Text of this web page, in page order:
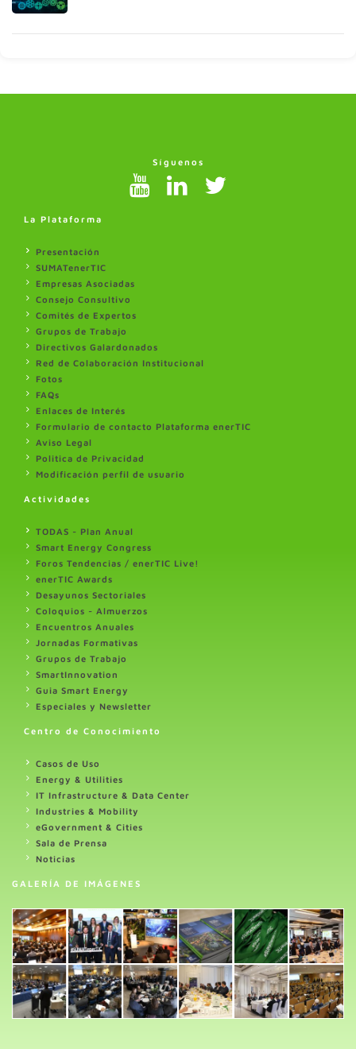
Síguenos
La Plataforma
Presentación
SUMATenerTIC
Empresas Asociadas
Consejo Consultivo
Comités de Expertos
Grupos de Trabajo
Directivos Galardonados
Red de Colaboración Institucional
Fotos
FAQs
Enlaces de Interés
Formulario de contacto Plataforma enerTIC
Aviso Legal
Politica de Privacidad
Modificación perfil de usuario
Actividades
TODAS - Plan Anual
Smart Energy Congress
Foros Tendencias / enerTIC Live!
enerTIC Awards
Desayunos Sectoriales
Coloquios - Almuerzos
Encuentros Anuales
Jornadas Formativas
Grupos de Trabajo
SmartInnovation
Guia Smart Energy
Especiales y Newsletter
Centro de Conocimiento
Casos de Uso
Energy & Utilities
IT Infrastructure & Data Center
Industries & Mobility
eGovernment & Cities
Sala de Prensa
Noticias
GALERÍA DE IMÁGENES